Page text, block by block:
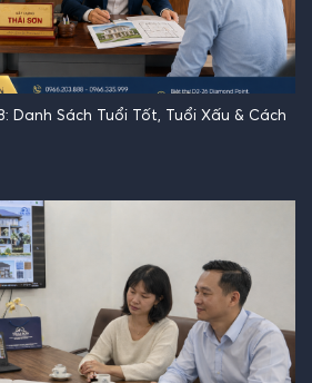
Danh Sách Tuổi Tốt, Tuổi Xấu & Cách